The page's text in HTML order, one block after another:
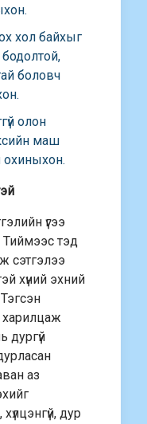
хол байхыг
бодолтой,
боловч
олон
маш
охиныхон.
үгээ
Тиймээс тэд
сэтгэлээ
хүний эхний
харилцаж
дургүй
аз
дур